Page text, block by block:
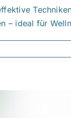
ideal für